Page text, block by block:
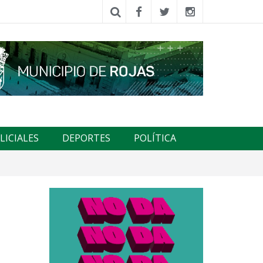
DEPORTES POLÍTICA